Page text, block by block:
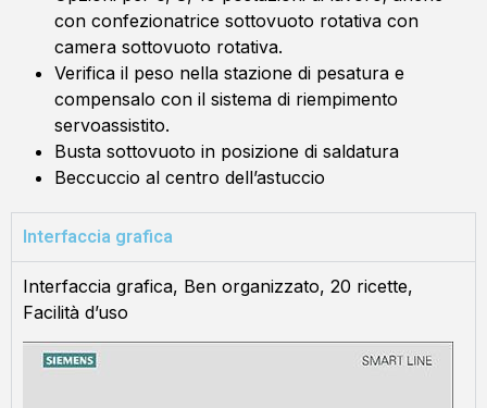
con confezionatrice sottovuoto rotativa con
camera sottovuoto rotativa.
Verifica il peso nella stazione di pesatura e
compensalo con il sistema di riempimento
servoassistito.
Busta sottovuoto in posizione di saldatura
Beccuccio al centro dell’astuccio
Interfaccia grafica
Interfaccia grafica, Ben organizzato, 20 ricette,
Facilità d’uso